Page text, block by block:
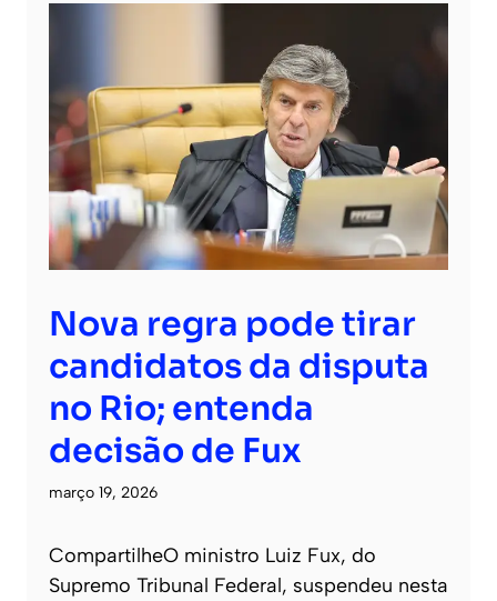
Nova regra pode tirar
candidatos da disputa
no Rio; entenda
decisão de Fux
março 19, 2026
CompartilheO ministro Luiz Fux, do
Supremo Tribunal Federal, suspendeu nesta